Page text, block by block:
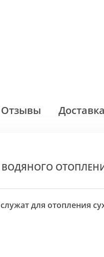
Отзывы Доставка
ВОДЯНОГО
для отопления